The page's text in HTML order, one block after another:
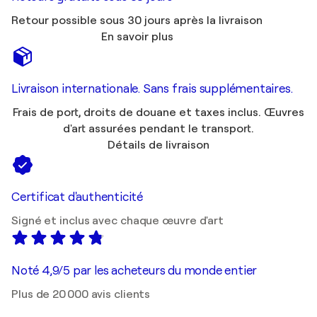
Retour possible sous 30 jours après la livraison
En savoir plus
Livraison internationale. Sans frais supplémentaires.
Frais de port, droits de douane et taxes inclus. Œuvres
d'art assurées pendant le transport.
Détails de livraison
Certificat d'authenticité
Signé et inclus avec chaque œuvre d'art
Noté 4,9/5 par les acheteurs du monde entier
Plus de 20 000 avis clients